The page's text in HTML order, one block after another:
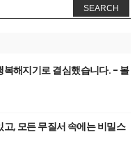
SEARCH
복해지기로 결심했습니다. - 볼
, 모든 무질서 속에는 비밀스